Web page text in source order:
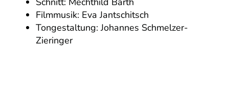
Filmmusik: Eva Jantschitsch
Tongestaltung: Johannes Schmelzer-
Zieringer